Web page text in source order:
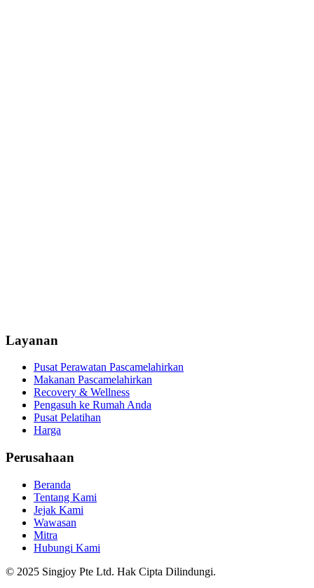
Layanan
Pusat Perawatan Pascamelahirkan
Makanan Pascamelahirkan
Recovery & Wellness
Pengasuh ke Rumah Anda
Pusat Pelatihan
Harga
Perusahaan
Beranda
Tentang Kami
Jejak Kami
Wawasan
Mitra
Hubungi Kami
© 2025 Singjoy Pte Ltd. Hak Cipta Dilindungi.